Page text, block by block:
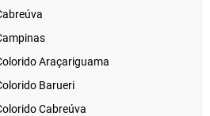
Araçariguama
Barueri
Cabreúva